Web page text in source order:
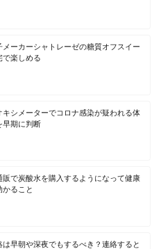
メーカーシャトレーゼの糖質オフスイー
で楽しめる
キシメーターでコロナ感染が疑われる体
早期に判断
販で炭酸水を購入するようになって健康
かること
は早朝や深夜でもするべき？連絡すると